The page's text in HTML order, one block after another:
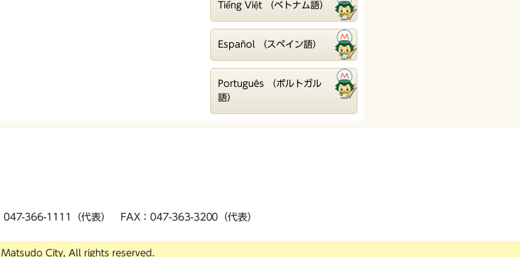
Tiếng Việt （ベトナム語）
Español （スペイン語）
Português （ポルトガル
語）
047-366-1111（代表） FAX：047-363-3200（代表）
City, All rights reserved.